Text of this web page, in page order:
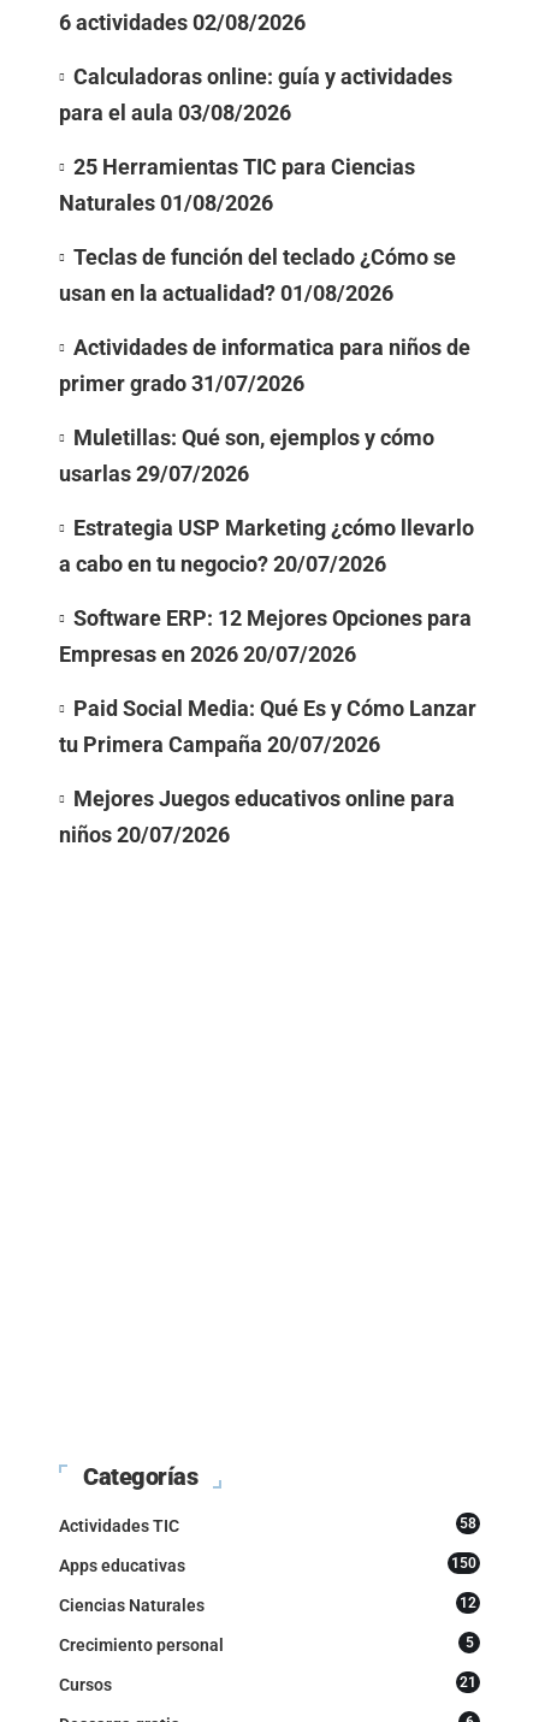
6 actividades02/08/2026
Calculadoras online: guía y actividades
para el aula 03/08/2026
25 Herramientas TIC para Ciencias
Naturales01/08/2026
Teclas de función del teclado ¿Cómo se
usan en la actualidad?01/08/2026
Actividades de informatica para niños de
primer grado31/07/2026
Muletillas: Qué son, ejemplos y cómo
usarlas29/07/2026
Estrategia USP Marketing ¿cómo llevarlo
a cabo en tu negocio?20/07/2026
Software ERP: 12 Mejores Opciones para
Empresas en 202620/07/2026
Paid Social Media: Qué Es y Cómo Lanzar
tu Primera Campaña 20/07/2026
Mejores Juegos educativos online para
niños20/07/2026
Categorías
Actividades TIC 58
Apps educativas 150
Ciencias Naturales 12
Crecimiento personal 5
Cursos 21